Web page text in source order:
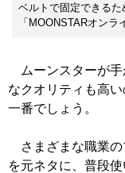
ベルトで固定できる
「MOONSTARオンラ
ムーンスターが手
なクオリティも高
一番でしょう。
さまざまな職業の
を元ネタに、普段